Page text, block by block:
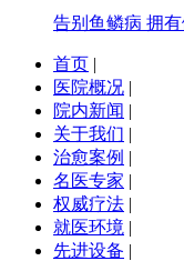
告别鱼鳞病 拥
首页 |
医院概况 |
院内新闻 |
关于我们 |
治愈案例 |
名医专家 |
权威疗法 |
就医环境 |
先进设备 |